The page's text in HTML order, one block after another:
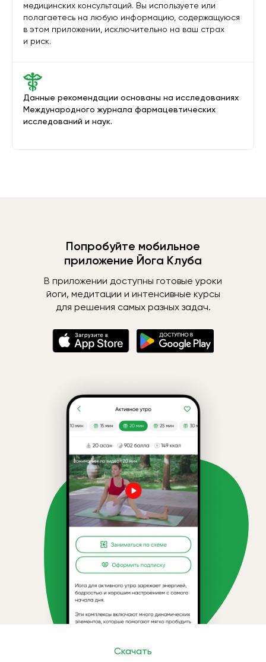
Данные рекомендации основаны на исследованиях
Международного журнала фармацевтических
исследований и наук.
медицинских консультаций. Вы используете или
полагаетесь на любую информацию, содержащуюся
в этом приложении, исключительно на ваш страх
и риск.
Попробуйте мобильное
приложение Йога Клуба
В приложении доступны готовые уроки
йоги, медитации и интенсивные курсы
для решения самых разных задач.
Скачать